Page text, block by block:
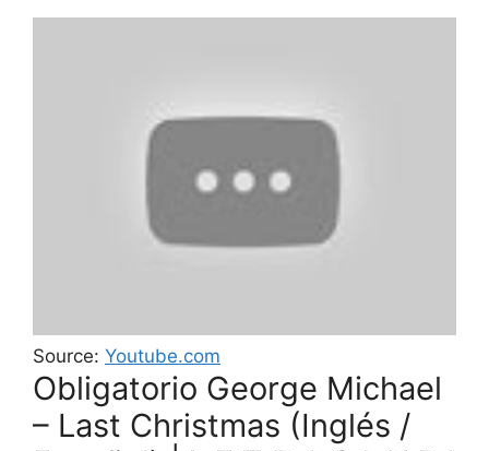
Source: Youtube.com
Obligatorio George Michael
– Last Christmas (Inglés /